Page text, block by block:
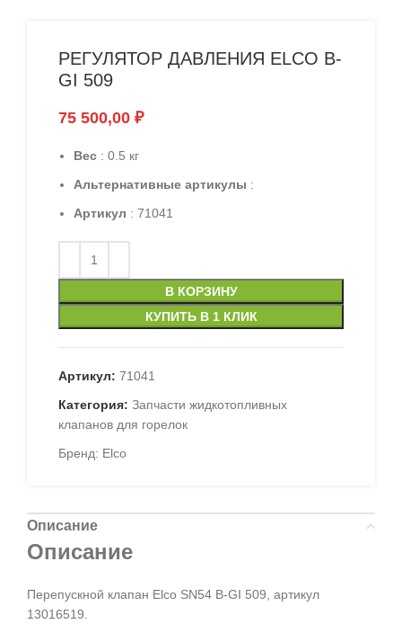
РЕГУЛЯТОР ДАВЛЕНИЯ ELCO B-
GI 509
75 500,00 ₽
Вес : 0.5 кг
Альтернативные артикулы :
Артикул : 71041
В КОРЗИНУ
КУПИТЬ В 1 КЛИК
Артикул: 71041
Категория: Запчасти жидкотопливных
клапанов для горелок
Бренд: Elco
Описание
Описание
Перепускной клапан Elco SN54 B-GI 509, артикул
13016519.